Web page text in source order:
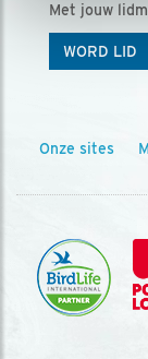
Met jouw
WORD LID
Onze sites